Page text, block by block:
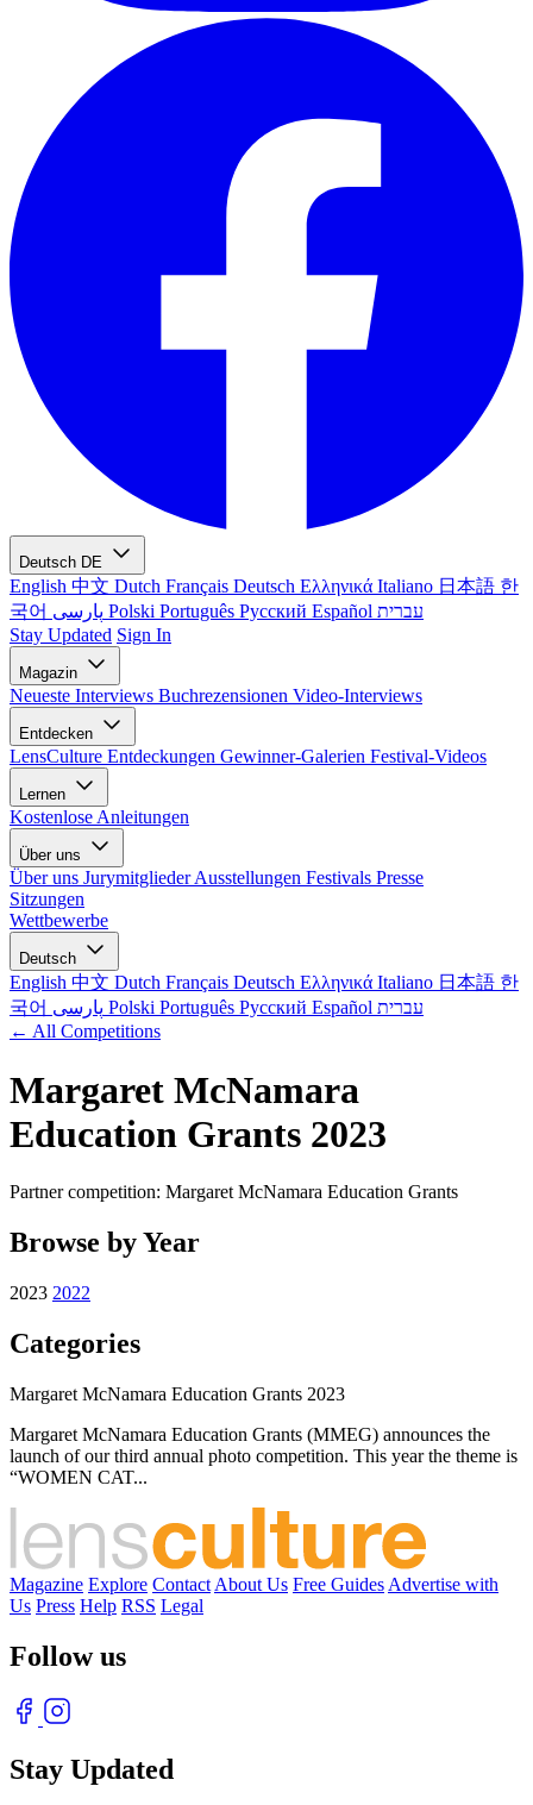
Deutsch DE
English 中文 Dutch Français Deutsch Ελληνικά Italiano 日本語 한
국어
Polski Português Русский Español עברית
Stay Updated Sign In
Magazin
Neueste Interviews Buchrezensionen Video-Interviews
Entdecken
LensCulture Entdeckungen Gewinner-Galerien Festival-Videos
Lernen
Kostenlose Anleitungen
Über uns
Über uns JurymitgliederAusstellungen Festivals Presse
Sitzungen
Wettbewerbe
Deutsch
English 中文 Dutch Français Deutsch Ελληνικά Italiano 日本語 한
국어
Polski Português Русский Español עברית
← All Competitions
Margaret McNamara
Education Grants 2023
Partner competition: Margaret McNamara Education Grants
Browse by Year
2023 2022
Categories
Margaret McNamara Education Grants 2023
Margaret McNamara Education Grants (MMEG) announces the
launch of our third annual photo competition. This year the theme is
“WOMEN CAT...
Magazine Explore Contact About Us Free Guides Advertise with
Us Press Help RSS Legal
Follow us
Stay Updated